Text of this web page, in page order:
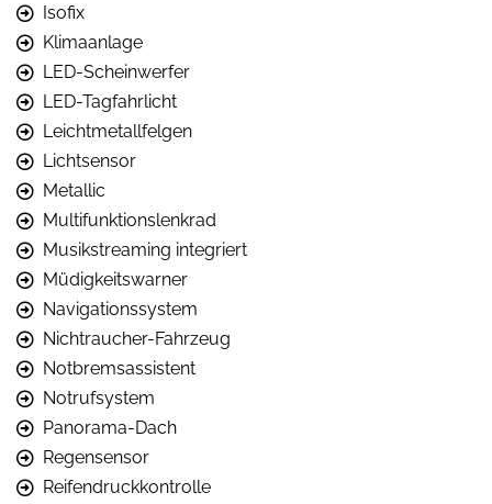
Isofix
Klimaanlage
LED-Scheinwerfer
LED-Tagfahrlicht
Leichtmetallfelgen
Lichtsensor
Metallic
Multifunktionslenkrad
Musikstreaming integriert
Müdigkeitswarner
Navigationssystem
Nichtraucher-Fahrzeug
Notbremsassistent
Notrufsystem
Panorama-Dach
Regensensor
Reifendruckkontrolle